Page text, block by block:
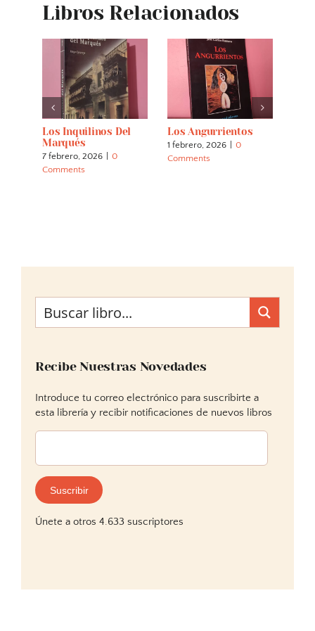
Libros Relacionados
Los Inquilinos Del
Marqués
7 febrero, 2026
0
Comments
Los Angurrientos
1 febrero, 2026
0
Comments
Recibe Nuestras Novedades
Introduce tu correo electrónico para suscribirte a
esta librería y recibir notificaciones de nuevos libros
Dirección
correo
electrónico:
Suscribir
Únete a otros 4.633 suscriptores